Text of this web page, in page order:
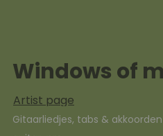
Windows of
Artist page
Gitaarliedjes, tabs &